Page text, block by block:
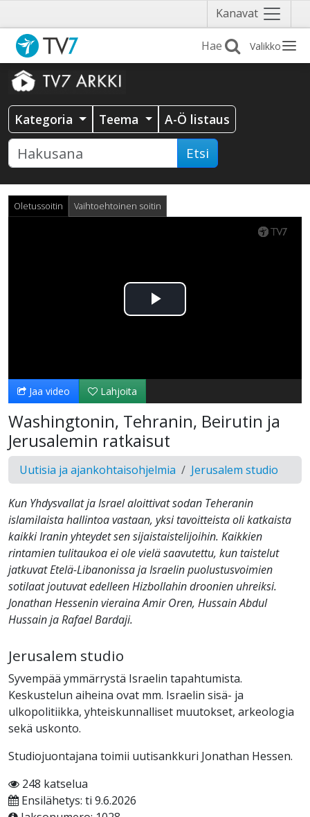
Kanavat Näytä
valikko
Valikko
Kategoria Teema A-Ö listaus
Etsi
Oletussoitin Vaihtoehtoinen soitin
Toista
Jaa video Lahjoita
Washingtonin, Tehranin, Beirutin ja
Jerusalemin ratkaisut
Uutisia ja ajankohtaisohjelmia Jerusalem studio
Kun Yhdysvallat ja Israel aloittivat sodan Teheranin
islamilaista hallintoa vastaan, yksi tavoitteista oli katkaista
kaikki Iranin yhteydet sen sijaistaistelijoihin. Kaikkien
rintamien tulitaukoa ei ole vielä saavutettu, kun taistelut
jatkuvat Etelä-Libanonissa ja Israelin puolustusvoimien
sotilaat joutuvat edelleen Hizbollahin droonien uhreiksi.
Jonathan Hessenin vieraina Amir Oren, Hussain Abdul
Hussain ja Rafael Bardaji.
Jerusalem studio
Syvempää ymmärrystä Israelin tapahtumista.
Keskustelun aiheina ovat mm. Israelin sisä- ja
ulkopolitiikka, yhteiskunnalliset muutokset, arkeologia
sekä uskonto.
Studiojuontajana toimii uutisankkuri Jonathan Hessen.
248 katselua
Ensilähetys: ti 9.6.2026